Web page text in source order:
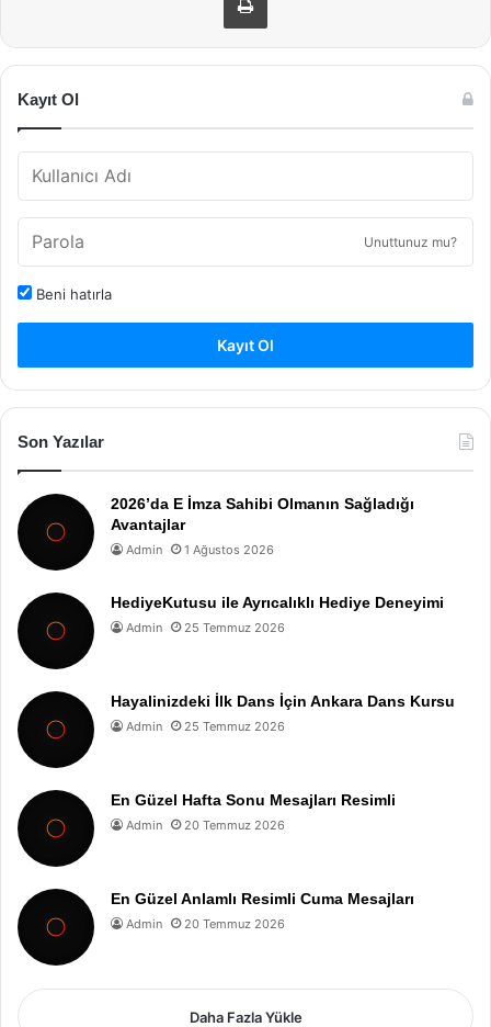
Kayıt Ol
Unuttunuz mu?
Beni hatırla
Kayıt Ol
Son Yazılar
2026’da E İmza Sahibi Olmanın Sağladığı
Avantajlar
Admin 1 Ağustos 2026
HediyeKutusu ile Ayrıcalıklı Hediye Deneyimi
Admin 25 Temmuz 2026
Hayalinizdeki İlk Dans İçin Ankara Dans Kursu
Admin 25 Temmuz 2026
En Güzel Hafta Sonu Mesajları Resimli
Admin 20 Temmuz 2026
En Güzel Anlamlı Resimli Cuma Mesajları
Admin 20 Temmuz 2026
Daha Fazla Yükle